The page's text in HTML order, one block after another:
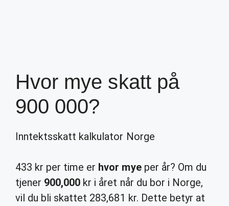
Hvor mye skatt på
900 000?
Inntektsskatt kalkulator Norge
433 kr per time er hvor myeper år? Om du
tjener 900,000 kr i året når du bor i Norge,
vil du bli skattet 283,681 kr. Dette betyr at